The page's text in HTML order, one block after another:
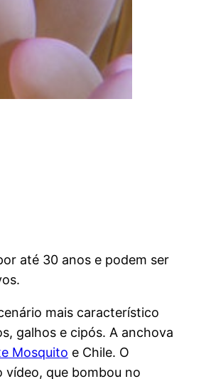
até 30 anos e podem ser
mais característico
galhos e cipós. A anchova
Mosquito e Chile. O
vídeo, que bombou no